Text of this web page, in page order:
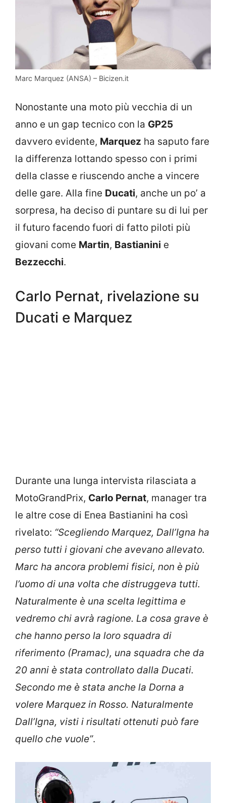
Marc Marquez (ANSA) – Bicizen.it
Nonostante una moto più vecchia di un
anno e un gap tecnico con la GP25
davvero evidente, Marquez ha saputo fare
la differenza lottando spesso con i primi
della classe e riuscendo anche a vincere
delle gare. Alla fine Ducati, anche un po’ a
sorpresa, ha deciso di puntare su di lui per
il futuro facendo fuori di fatto piloti più
giovani come Martin, Bastianini e
Bezzecchi.
Carlo Pernat, rivelazione su
Ducati e Marquez
Durante una lunga intervista rilasciata a
MotoGrandPrix, Carlo Pernat, manager tra
le altre cose di Enea Bastianini ha così
rivelato: “Scegliendo Marquez, Dall’Igna ha
perso tutti i giovani che avevano allevato.
Marc ha ancora problemi fisici, non è più
l’uomo di una volta che distruggeva tutti.
Naturalmente è una scelta legittima e
vedremo chi avrà ragione. La cosa grave è
che hanno perso la loro squadra di
riferimento (Pramac), una squadra che da
20 anni è stata controllato dalla Ducati.
Secondo me è stata anche la Dorna a
volere Marquez in Rosso. Naturalmente
Dall’Igna, visti i risultati ottenuti può fare
quello che vuole”.